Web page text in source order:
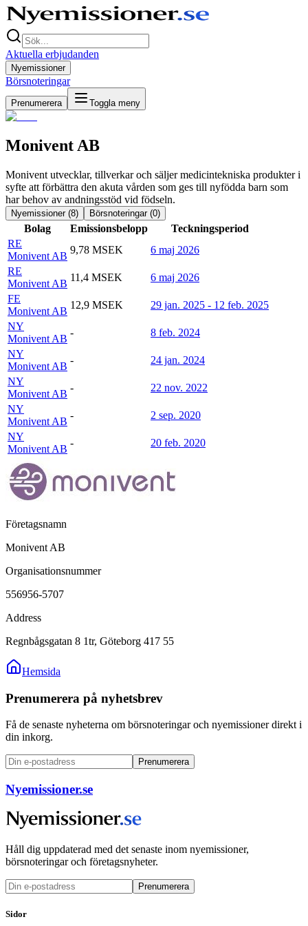
Aktuella erbjudanden
Nyemissioner
Börsnoteringar
Prenumerera Toggla meny
Monivent AB
Monivent utvecklar, tillverkar och säljer medicintekniska produkter i
syfte att förbättra den akuta vården som ges till nyfödda barn som
har behov av andningsstöd vid födseln.
Nyemissioner (8) Börsnoteringar (0)
Bolag Emissionsbelopp
Teckningsperiod
RE
Monivent AB
9,78 MSEK
6 maj 2026
RE
Monivent AB
11,4 MSEK
6 maj 2026
FE
Monivent AB
12,9 MSEK
29 jan. 2025 - 12 feb. 2025
NY
Monivent AB
-
8 feb. 2024
NY
Monivent AB
-
24 jan. 2024
NY
Monivent AB
-
22 nov. 2022
NY
Monivent AB
-
2 sep. 2020
NY
Monivent AB
- 20 feb. 2020
Företagsnamn
Monivent AB
Organisationsnummer
556956-5707
Address
Regnbågsgatan 8 1tr, Göteborg 417 55
Hemsida
Prenumerera på nyhetsbrev
Få de senaste nyheterna om börsnoteringar och nyemissioner direkt i
din inkorg.
Prenumerera
Nyemissioner.se
Håll dig uppdaterad med det senaste inom nyemissioner,
börsnoteringar och företagsnyheter.
Prenumerera
Sidor